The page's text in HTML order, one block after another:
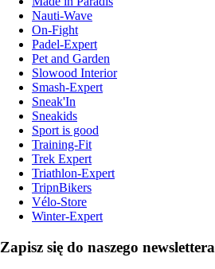
Nauti-Wave
On-Fight
Padel-Expert
Pet and Garden
Slowood Interior
Smash-Expert
Sneak'In
Sneakids
Sport is good
Training-Fit
Trek Expert
Triathlon-Expert
TripnBikers
Vélo-Store
Winter-Expert
Zapisz się do naszego newslettera